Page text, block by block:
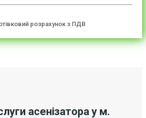
розрахунок з ПДВ
асенізатора у м.